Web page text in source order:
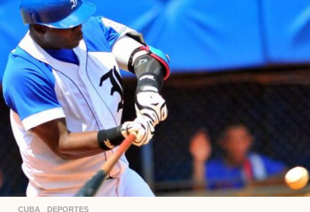
t
r
á
s
CUBA ,DEPORTES